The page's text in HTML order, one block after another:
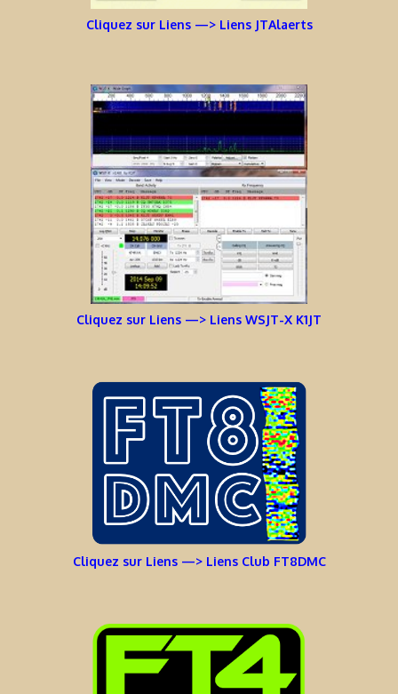
Cliquez sur Liens —> Liens JTAlaerts
Cliquez sur Liens —> Liens WSJT-X K1JT
Cliquez sur Liens —> Liens Club FT8DMC